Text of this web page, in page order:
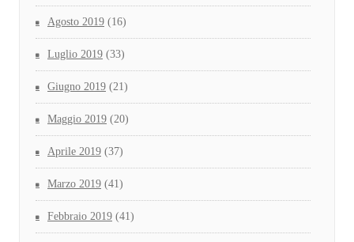
Agosto 2019 (16)
Luglio 2019 (33)
Giugno 2019 (21)
Maggio 2019 (20)
Aprile 2019 (37)
Marzo 2019 (41)
Febbraio 2019 (41)